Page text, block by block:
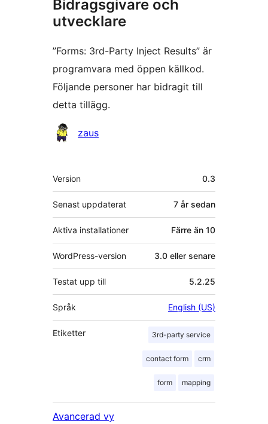
Bidragsgivare och
utvecklare
”Forms: 3rd-Party Inject Results” är
programvara med öppen källkod.
Följande personer har bidragit till
detta tillägg.
Bidragande
zaus
Meta
Version 0.3
Senast uppdaterat 7 år sedan
Aktiva installationer Färre än 10
WordPress-version 3.0 eller senare
Testat upp till 5.2.25
Språk English (US)
Etiketter 3rd-party service
contact form crm
form mapping
Avancerad vy